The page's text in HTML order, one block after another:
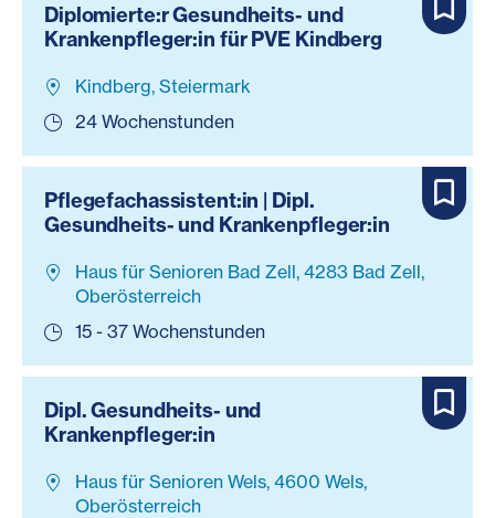
Diplomierte:r Gesundheits- und
Krankenpfleger:in für PVE Kindberg
Kindberg, Steiermark
24 Wochenstunden
Pflegefachassistent:in | Dipl.
Gesundheits- und Krankenpfleger:in
Haus für Senioren Bad Zell, 4283 Bad Zell,
Oberösterreich
15 - 37 Wochenstunden
Dipl. Gesundheits- und
Krankenpfleger:in
Haus für Senioren Wels, 4600 Wels,
Oberösterreich